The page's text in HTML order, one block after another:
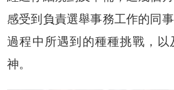
感受到負責選舉事務工作的同
過程中所遇到的種種挑戰，
神。